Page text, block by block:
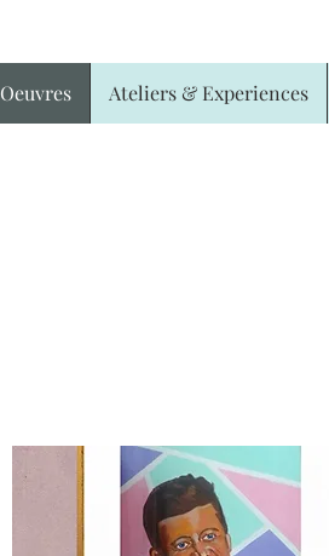
Oeuvres Ateliers & Experiences